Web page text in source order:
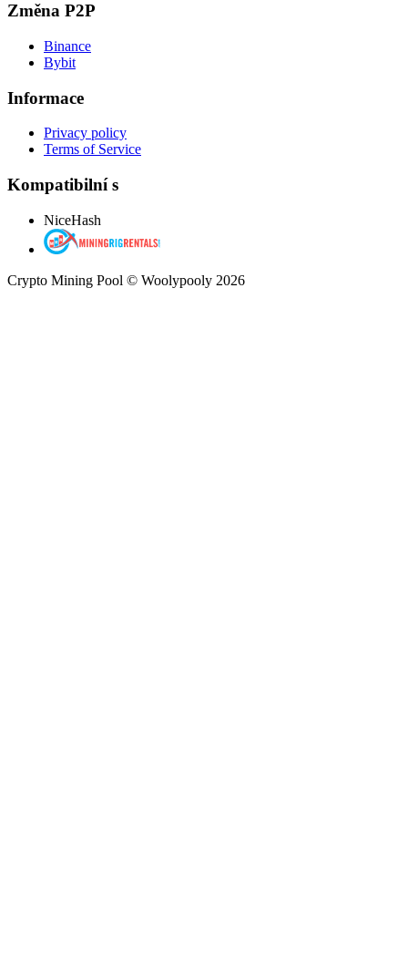
Změna P2P
Binance
Bybit
Informace
Privacy policy
Terms of Service
Kompatibilní s
NiceHash
Crypto Mining Pool © Woolypooly 2026